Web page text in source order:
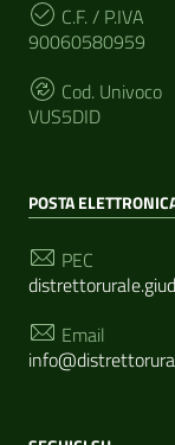
C.F. / P.IVA
90060580959
Cod. Univoco
VUS5DID
POSTA
PEC
Email